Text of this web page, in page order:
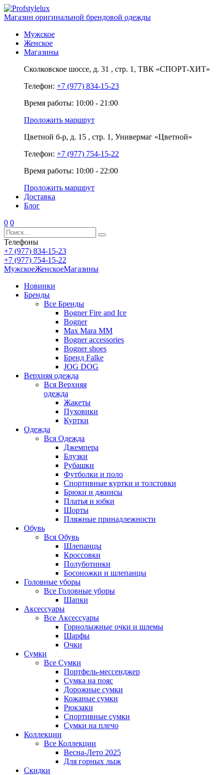
Магазин оригинальной брендовой одежды
Мужское
Женское
Магазины
Сколковское шоссе, д. 31 , стр. 1, ТВК «СПОРТ-ХИТ»
Телефон: +7 (977) 834-15-23
Время работы: 10:00 - 21:00
Проложить маршрут
Цветной б-р, д. 15 , стр. 1, Универмаг «Цветной»
Телефон: +7 (977) 754-15-22
Время работы: 10:00 - 22:00
Проложить маршрут
Доставка
Блог
0 0
Телефоны
+7 (977) 834-15-23
+7 (977) 754-15-22
МужскоеЖенскоеМагазины
Новинки
Бренды
Все Бренды
Bogner Fire and Ice
Bogner
Max Mara MM
Bogner accessories
Bogner shoes
Бренд Falke
JOG DOG
Верхняя одежда
Вся Верхняя
одежда
Жакеты
Пуховики
Куртки
Одежда
Вся Одежда
Джемпера
Блузки
Рубашки
Футболки и поло
Спортивные куртки и толстовки
Брюки и джинсы
Платья и юбки
Шорты
Пляжные принадлежности
Обувь
Вся Обувь
Шлепанцы
Кроссовки
Полуботинки
Босоножки и шлепанцы
Головные уборы
Все Головные уборы
Шапки
Аксессуары
Все Аксессуары
Горнолыжные очки и шлемы
Шарфы
Очки
Сумки
Все Сумки
Портфель-мессенджер
Сумка на пояс
Дорожные сумки
Кожаные сумки
Рюкзаки
Спортивные сумки
Сумки на плечо
Коллекции
Все Коллекции
Весна-Лето 2025
Для горных лыж
Скидки